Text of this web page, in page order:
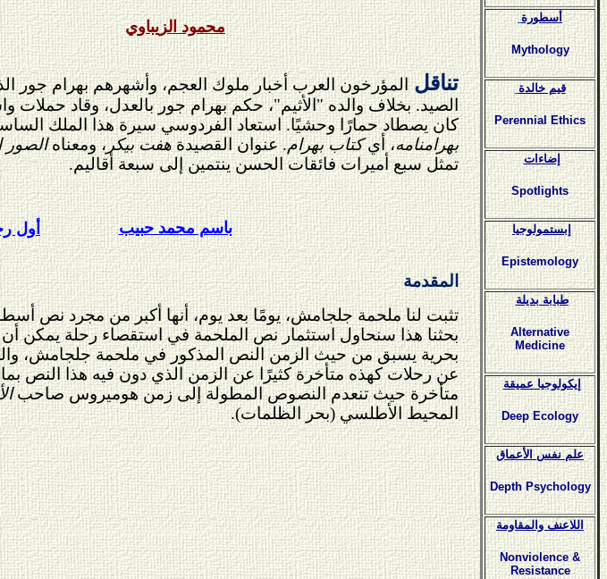
محمود الزيباوي
تناقل المؤرخون العرب أخبار ملوك العجم، وأشهرهم بهرام جور
الصيد. بخلاف والده "الأثيم"، حكم بهرام جور بالعدل، وقاد حملات
كان يصطاد حمارًا وحشيًا. استعاد الفردوسي سيرة هذا الملك
بهرامنامه، أيكتاب بهرام. عنوان القصيدةهفت بيكر ، ومعناهالصور
تمثل سبع أميرات فائقات الحسن ينتمين إلى سبعة أقاليم.
أول باسم محمد حبيب
المقدمة
تثبت لنا ملحمة جلجامش، يومًا بعد يوم، أنها أكبر من مجرد نص
بحثنا هذا سنحاول استثمار نص الملحمة في استقصاء رحلة يمكن
بحرية يسبق من حيث الزمن النص المذكور في ملحمة جلجامش،
عن رحلات كهذه متأخرة كثيرًا عن الزمن الذي دون فيه هذا النص
متأخرة حيث تنعدم النصوص المطولة إلى زمن هوميروس صاحب
المحيط الأطلسي (بحر الظلمات).
أسطورة
Mythology
قيم خالدة
Perennial Ethics
إضاءات
Spotlights
إبستمولوجيا
Epistemology
طبابة بديلة
Alternative
Medicine
إيكولوجيا عميقة
Deep Ecology
علم نفس الأعماق
Depth Psychology
اللاعنف والمقاومة
Nonviolence &
Resistance